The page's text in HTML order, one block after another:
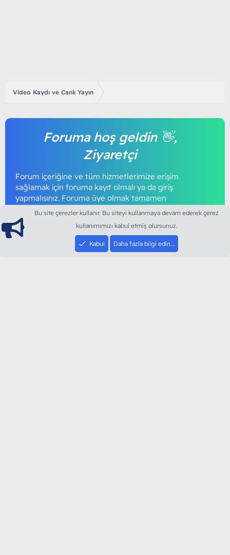
Video Kaydı ve Canlı Yayın
Foruma hoş geldin 👋,
Ziyaretçi
Forum içeriğine ve tüm hizmetlerimize erişim
sağlamak için foruma kayıt olmalı ya da giriş
yapmalısınız. Foruma üye olmak tamamen
ücretsizdir.
Şimdi kayıt ol
Bu site çerezler kullanır. Bu siteyi kullanmaya devam ederek çerez
kullanımımızı kabul etmiş olursunuz.
Kabul Daha fazla bilgi edin…